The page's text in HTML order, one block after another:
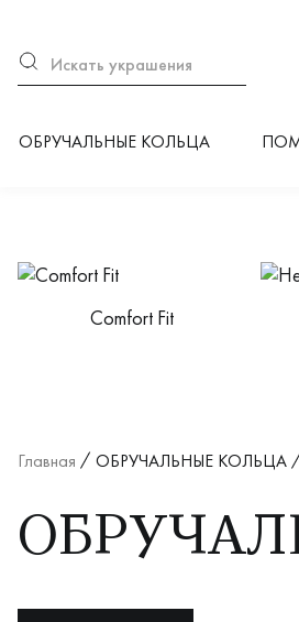
ОБРУЧАЛЬНЫЕ КОЛЬЦА
Категории каталога
Сomfort Fit
Главная ОБРУЧАЛЬНЫЕ КОЛЬЦА